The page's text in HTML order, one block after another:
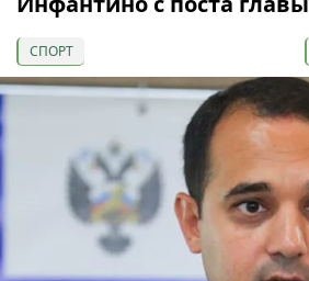
СПОРТ